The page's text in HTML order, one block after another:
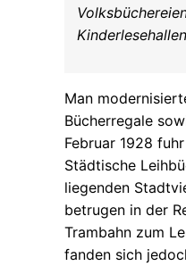
Man
Bücherregale
Februar 1928
Städtische
liegenden
betrugen in der
Trambahn zum
fanden sich